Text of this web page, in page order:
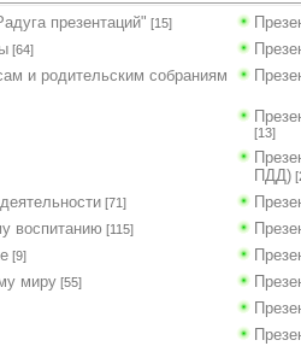
презентаций" [15]
[64]
и родительским собраниям
[13]
ПДД)
[71]
воспитанию [115]
[9]
миру [55]